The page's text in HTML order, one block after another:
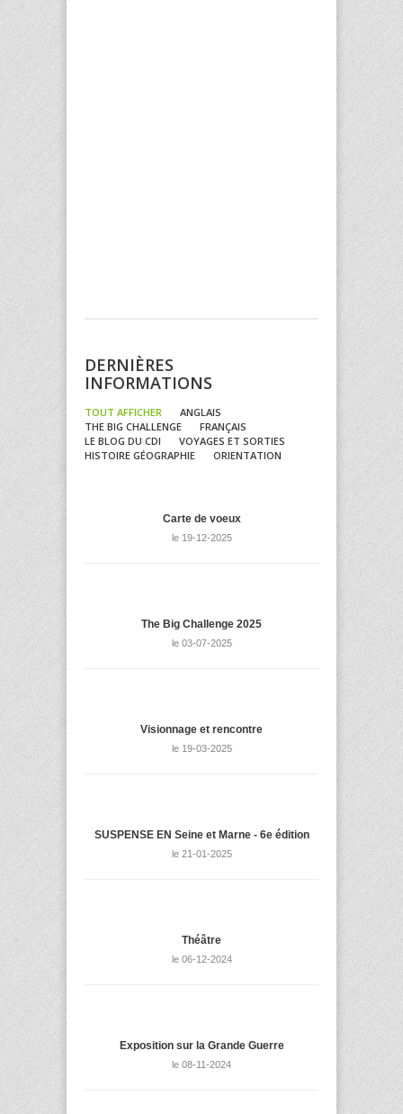
DERNIÈRES
INFORMATIONS
TOUT AFFICHER
ANGLAIS
THE BIG CHALLENGE
FRANÇAIS
LE BLOG DU CDI
VOYAGES ET SORTIES
HISTOIRE GÉOGRAPHIE
ORIENTATION
Carte de voeux
le 19-12-2025
The Big Challenge 2025
le 03-07-2025
Visionnage et rencontre
le 19-03-2025
SUSPENSE EN Seine et Marne - 6e édition
le 21-01-2025
Théâtre
le 06-12-2024
Exposition sur la Grande Guerre
le 08-11-2024